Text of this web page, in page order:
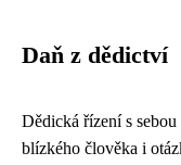
Daň z dědictví
Dědická řízení s
blízkého člověka i